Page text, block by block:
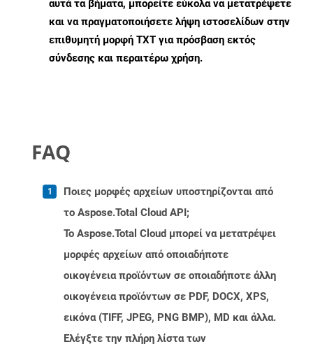
αυτά τα βήματα, μπορείτε εύκολα να μετατρέψετε
και να πραγματοποιήσετε λήψη ιστοσελίδων στην
επιθυμητή μορφή TXT για πρόσβαση εκτός
σύνδεσης και περαιτέρω χρήση.
FAQ
Ποιες μορφές αρχείων υποστηρίζονται από
το Aspose.Total Cloud API;
Το Aspose.Total Cloud μπορεί να μετατρέψει
μορφές αρχείων από οποιαδήποτε
οικογένεια προϊόντων σε οποιαδήποτε άλλη
οικογένεια προϊόντων σε PDF, DOCX, XPS,
εικόνα (TIFF, JPEG, PNG BMP), MD και άλλα.
Ελέγξτε την πλήρη λίστα των